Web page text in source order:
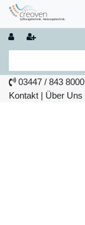
03447 / 843 8000
Kontakt | Über Uns